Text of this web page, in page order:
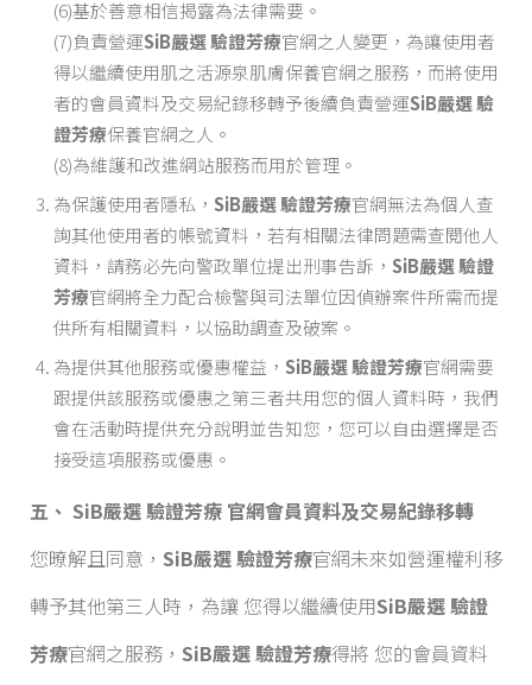
(6)基於善意相信揭露為法律需要。
(7)負責營運SiB嚴選 驗證芳療官網之人變更，為讓使用者
得以繼續使用肌之活源泉肌膚保養官網之服務，而將使用
者的會員資料及交易紀錄移轉予後續負責營運SiB嚴選 驗
證芳療保養官網之人。
(8)為維護和改進網站服務而用於管理。
為保護使用者隱私， SiB嚴選 驗證芳療官網無法為個人查
詢其他使用者的帳號資料，若有相關法律問題需查閱他人
資料，請務必先向警政單位提出刑事告訴， SiB嚴選 驗證
芳療官網將全力配合檢警與司法單位因偵辦案件所需而提
供所有相關資料，以協助調查及破案。
為提供其他服務或優惠權益， SiB嚴選 驗證芳療官網需要
跟提供該服務或優惠之第三者共用您的個人資料時，我們
會在活動時提供充分說明並告知您，您可以自由選擇是否
接受這項服務或優惠。
五、 SiB嚴選 驗證芳療 官網會員資料及交易紀錄移轉
您暸解且同意， SiB嚴選 驗證芳療官網未來如營運權利移
轉予其他第三人時，為讓 您得以繼續使用SiB嚴選 驗證
芳療官網之服務， SiB嚴選 驗證芳療得將 您的會員資料